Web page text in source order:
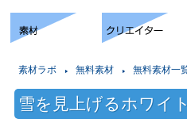
素材ラボ 無料素材 無料素材一
雪を見上げるホワイ